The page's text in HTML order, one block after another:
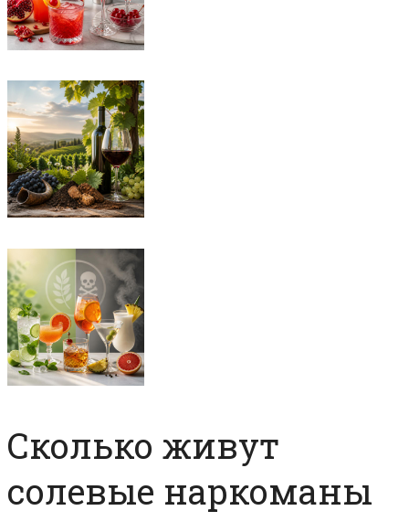
Сколько живут
солевые наркоманы